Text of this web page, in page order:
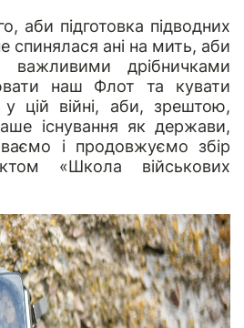
аби підготовка підводних
спинялася ані на мить, аби
важливими дрібничками
наш Флот та кувати
у цій війні, аби, зрештою,
існування як держави,
і продовжуємо збір
«Школа військових